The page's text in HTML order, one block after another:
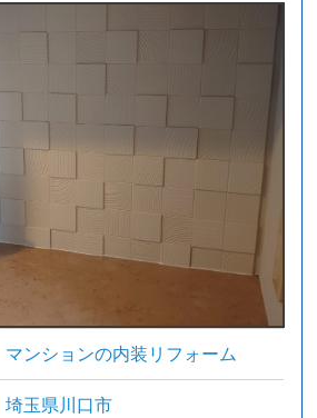
マンションの内装リフォーム
埼玉県川口市